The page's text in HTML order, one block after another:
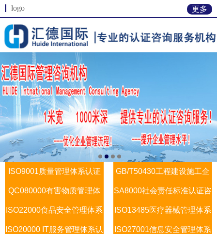
logo 更多
ISO9001质量管理体系认证
咨询
GB/T50430工程建设施工企
业质量管理
QC080000有害物质管理体
系认证咨询
SA8000社会责任标准认证咨
询
ISO22000食品安全管理体系
认证咨询
ISO13485医疗器械管理体系
认证咨询
ISO20000 IT服务管理体系认 ISO27001信息安全管理体系